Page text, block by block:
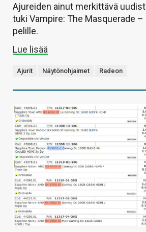
Ajureiden ainut merkittävä
tuki Vampire: The Masquerade –
pelille.
Lue lisää
Ajurit Näytönohjaimet Radeon